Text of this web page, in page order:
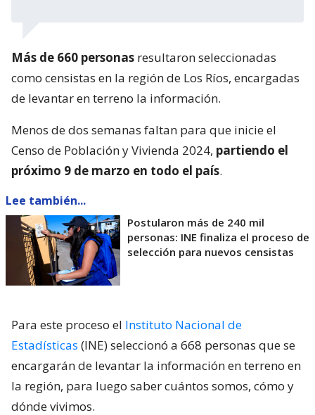
Más de 660 personas resultaron seleccionadas
como censistas en la región de Los Ríos, encargadas
de levantar en terreno la información.
Menos de dos semanas faltan para que inicie el
Censo de Población y Vivienda 2024, partiendo el
próximo 9 de marzo en todo el país.
Lee también...
Postularon más de 240 mil
personas: INE finaliza el proceso de
selección para nuevos censistas
Para este proceso el Instituto Nacional de
Estadísticas (INE) seleccionó a 668 personas que se
encargarán de levantar la información en terreno en
la región, para luego saber cuántos somos, cómo y
dónde vivimos.